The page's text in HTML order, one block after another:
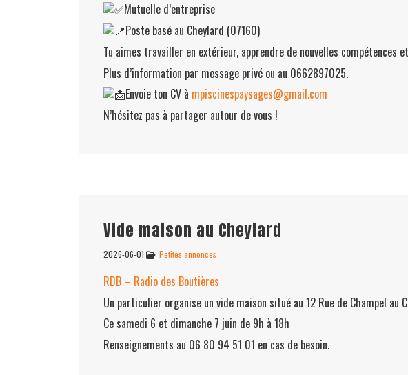
Mutuelle d’entreprise
Poste basé au Cheylard (07160)
Tu aimes travailler en extérieur, apprendre de nouvelles compétences
Plus d’information par message privé ou au 0662897025.
Envoie ton CV à mpiscinespaysages@gmail.com
N’hésitez pas à partager autour de vous !
Vide maison au Cheylard
2026-06-01 Petites annonces
RDB – Radio des Boutières
Un particulier organise un vide maison situé au 12 Rue de Champel au
Ce samedi 6 et dimanche 7 juin de 9h à 18h
Renseignements au 06 80 94 51 01 en cas de besoin.